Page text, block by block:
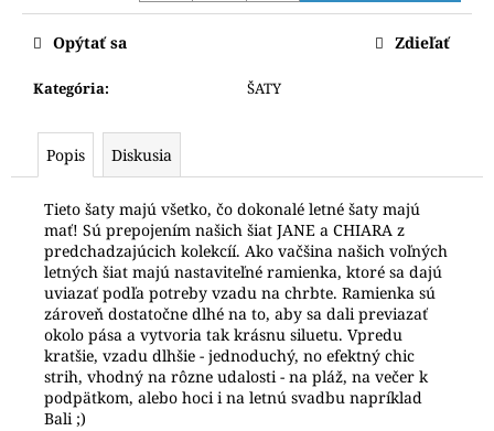
Kategória: ŠATY
Opýtať sa Zdieľať
Popis Diskusia
Tieto šaty majú všetko, čo dokonalé letné šaty majú
mať! Sú prepojením našich šiat JANE a CHIARA z
predchadzajúcich kolekcíí. Ako vačšina našich voľných
letných šiat majú nastaviteľné ramienka, ktoré sa dajú
uviazať podľa potreby vzadu na chrbte. Ramienka sú
zároveň dostatočne dlhé na to, aby sa dali previazať
okolo pása a vytvoria tak krásnu siluetu. Vpredu
kratšie, vzadu dlhšie - jednoduchý, no efektný chic
strih, vhodný na rôzne udalosti - na pláž, na večer k
podpätkom, alebo hoci i na letnú svadbu napríklad
Bali ;)